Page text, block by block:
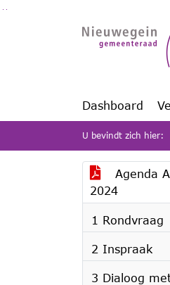
Ga naar de inhoud van deze
Dashboard
U bevindt zich hier:
Agenda
2024
1 Rondvraag
2 Inspraak
3 Dialoog